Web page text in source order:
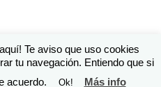
Susana Torralbo | ProPhoto
Te aviso que uso cookies
tu navegación. Entiendo que si
acuerdo.
Ok! Más info